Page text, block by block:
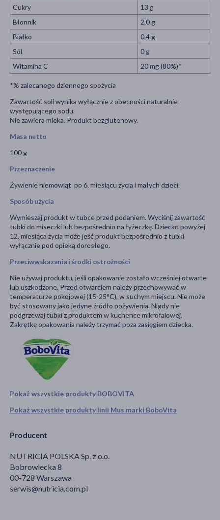
Pokaż wszystkie produkty BOBOVITA
Pokaż wszystkie produkty linii Mus marki BoboVita
Producent
NUTRICIA POLSKA Sp. z o.o.
Bobrowiecka 8
00-728 Warszawa
serwis@nutricia.com.pl
Cukry
13 g
Błonnik
2,0 g
Białko
0,4 g
Sól
0 g
Witamina C
20 mg (80%)*
*% zalecanego dziennego spożycia
Zawartość soli wynika wyłącznie z obecności naturalnie
występującego sodu.
Nie zawiera mleka. Produkt bezglutenowy.
Masa netto
100 g
Przeznaczenie
Żywienie niemowląt po 6. miesiącu życia i małych dzieci.
Sposób użycia
Wymieszaj produkt w tubce przed podaniem. Wyciśnij zawartość
tubki do miseczki lub bezpośrednio na łyżeczkę. Dziecko powyżej
12. miesiąca życia może jeść produkt bezpośrednio z tubki
wyłącznie pod opieką dorosłego.
Przeciwwskazania i środki ostrożności
Nie używaj produktu, jeśli opakowanie zostało wcześniej otwarte
lub uszkodzone. Przed otwarciem należy przechowywać w
temperaturze pokojowej (15-25°C), w suchym miejscu. Nie może
być stosowany jako jedyne źródło pożywienia. Nigdy nie
podgrzewaj tubki z produktem w kuchence mikrofalowej.
Zakrętkę opakowania należy trzymać poza zasięgiem dziecka.